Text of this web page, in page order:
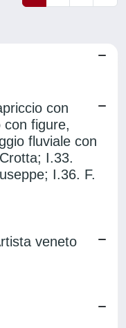
con
con figure,
fluviale con
I.33.
I.36. F.
veneto